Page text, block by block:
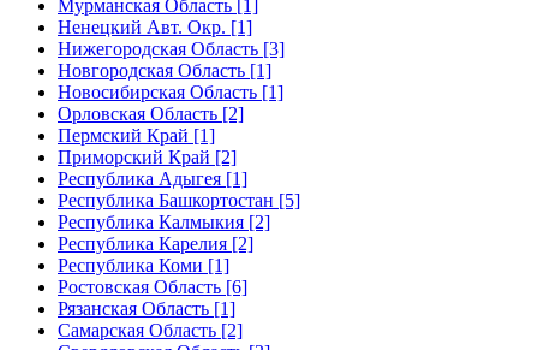
Мурманская Область [1]
Ненецкий Авт. Окр. [1]
Нижегородская Область [3]
Новгородская Область [1]
Новосибирская Область [1]
Орловская Область [2]
Пермский Край [1]
Приморский Край [2]
Республика Адыгея [1]
Республика Башкортостан [5]
Республика Калмыкия [2]
Республика Карелия [2]
Республика Коми [1]
Ростовская Область [6]
Рязанская Область [1]
Самарская Область [2]